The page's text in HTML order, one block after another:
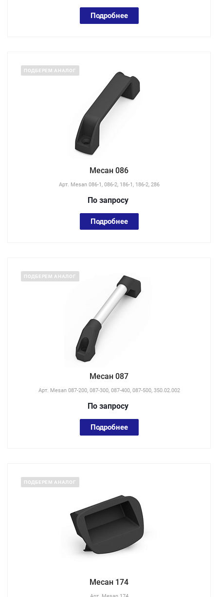
Подробнее
ПОДБЕРЕМ АНАЛОГ
Месан 086
Арт. Mesan 086-1, 086-2, 186-1, 186-2, 286
По запросу
Подробнее
ПОДБЕРЕМ АНАЛОГ
Месан 087
Арт. Mesan 087-200, 087-300, 087-400, 087-500, 350.02.002
По запросу
Подробнее
ПОДБЕРЕМ АНАЛОГ
Месан 174